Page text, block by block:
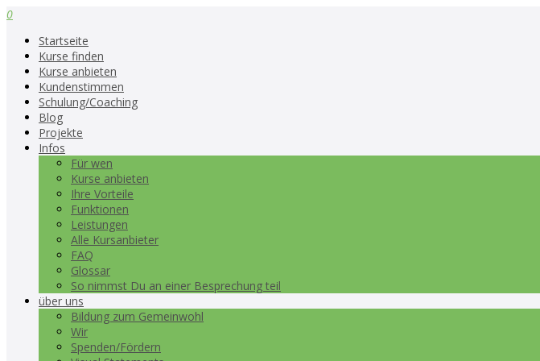
0
Startseite
Kurse finden
Kurse anbieten
Kundenstimmen
Schulung/Coaching
Blog
Projekte
Infos
Für wen
Kurse anbieten
Ihre Vorteile
Funktionen
Leistungen
Alle Kursanbieter
FAQ
Glossar
So nimmst Du an einer Besprechung teil
über uns
Bildung zum Gemeinwohl
Wir
Spenden/Fördern